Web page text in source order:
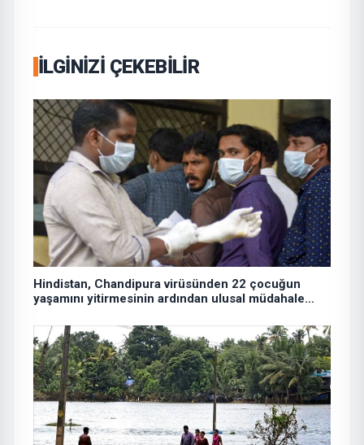
İLGINIZI ÇEKEBILIR
Hindistan, Chandipura virüsünden 22 çocuğun
yaşamını yitirmesinin ardından ulusal müdahale